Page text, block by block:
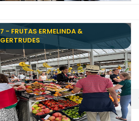
7 - FRUTAS ERMELINDA &
GERTRUDES